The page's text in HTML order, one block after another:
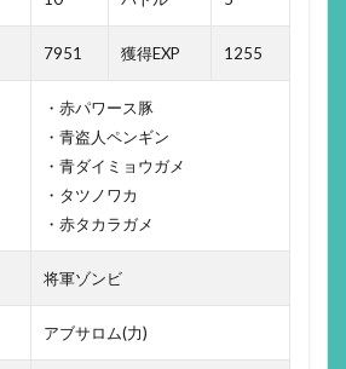
7951 獲得EXP 1255
・赤パワース豚
・青盗人ペンギン
・青ダイミョウガメ
・タツノワカ
・赤タカラガメ
将軍ゾンビ
アブサロム(力)